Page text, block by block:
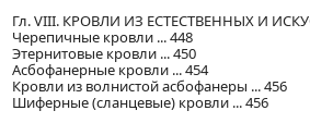
Гл. VIII. КРОВЛИ ИЗ ЕСТЕСТВЕННЫХ И
Черепичные кровли ... 448
Этернитовые кровли ... 450
Асбофанерные кровли ... 454
Кровли из волнистой асбофанеры ... 456
Шиферные (сланцевые) кровли ... 456